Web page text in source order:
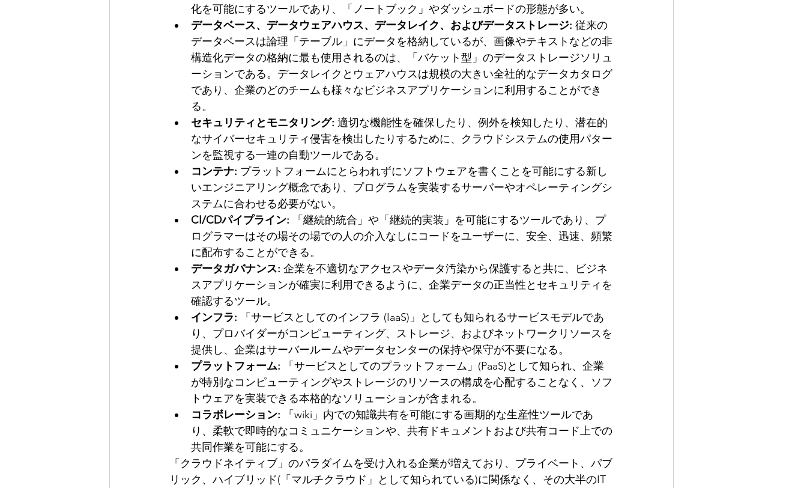
化を可能にするツールであり、「ノートブック」やダッシュボードの形態が多い。
データベース、データウェアハウス、データレイク、およびデータストレージ: 従来の
データベースは論理「テーブル」にデータを格納しているが、画像やテキストなどの非
構造化データの格納に最も使用されるのは、「バケット型」のデータストレージソリュ
ーションである。データレイクとウェアハウスは規模の大きい全社的なデータカタログ
であり、企業のどのチームも様々なビジネスアプリケーションに利用することができ
る。
セキュリティとモニタリング: 適切な機能性を確保したり、例外を検知したり、潜在的
なサイバーセキュリティ侵害を検出したりするために、クラウドシステムの使用パター
ンを監視する一連の自動ツールである。
コンテナ: プラットフォームにとらわれずにソフトウェアを書くことを可能にする新し
いエンジニアリング概念であり、プログラムを実装するサーバーやオペレーティングシ
ステムに合わせる必要がない。
CI/CDパイプライン: 「継続的統合」や「継続的実装」を可能にするツールであり、プ
ログラマーはその場その場での人の介入なしにコードをユーザーに、安全、迅速、頻繁
に配布することができる。
データガバナンス: 企業を不適切なアクセスやデータ汚染から保護すると共に、ビジネ
スアプリケーションが確実に利用できるように、企業データの正当性とセキュリティを
確認するツール。
インフラ: 「サービスとしてのインフラ (IaaS)」としても知られるサービスモデルであ
り、プロバイダーがコンピューティング、ストレージ、およびネットワークリソースを
提供し、企業はサーバールームやデータセンターの保持や保守が不要になる。
プラットフォーム: 「サービスとしてのプラットフォーム」(PaaS)として知られ、企業
が特別なコンピューティングやストレージのリソースの構成を心配することなく、ソフ
トウェアを実装できる本格的なソリューションが含まれる。
コラボレーション: 「wiki」内での知識共有を可能にする画期的な生産性ツールであ
り、柔軟で即時的なコミュニケーションや、共有ドキュメントおよび共有コード上での
共同作業を可能にする。
「クラウドネイティブ」のパラダイムを受け入れる企業が増えており、プライベート、パブ
リック、ハイブリッド(「マルチクラウド」として知られている)に関係なく、その大半のIT